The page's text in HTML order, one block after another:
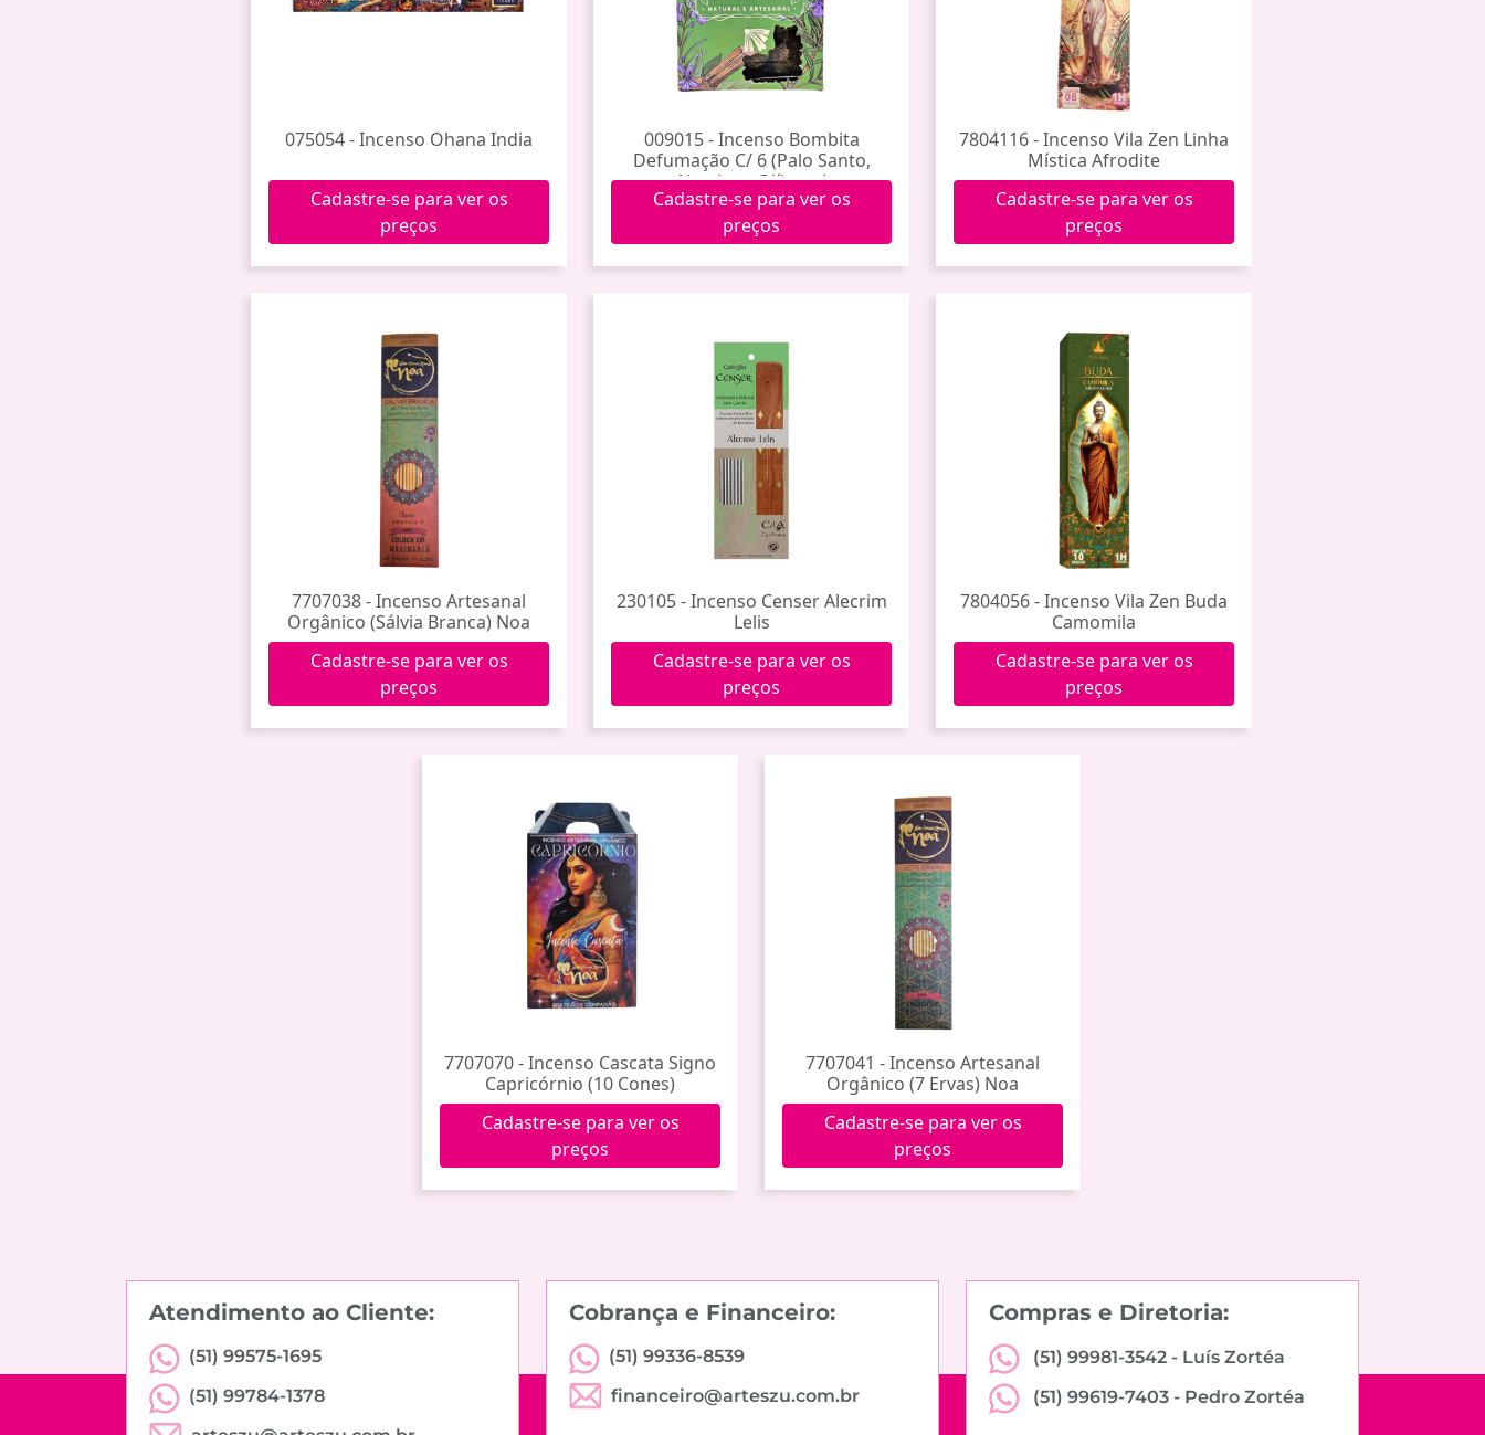
075054 - Incenso Ohana India
Cadastre-se para ver os
preços
009015 - Incenso Bombita
Defumação C/ 6 (Palo Santo,
Alecrim e Olíbano)
Cadastre-se para ver os
preços
7804116 - Incenso Vila Zen Linha
Mística Afrodite
Cadastre-se para ver os
preços
7707038 - Incenso Artesanal
Orgânico (Sálvia Branca) Noa
Cadastre-se para ver os
preços
230105 - Incenso Censer Alecrim
Lelis
Cadastre-se para ver os
preços
7804056 - Incenso Vila Zen Buda
Camomila
Cadastre-se para ver os
preços
7707070 - Incenso Cascata Signo
Capricórnio (10 Cones)
Cadastre-se para ver os
preços
7707041 - Incenso Artesanal
Orgânico (7 Ervas) Noa
Cadastre-se para ver os
preços
Atendimento ao Cliente:
(51) 99575-1695
(51) 99784-1378
Cobrança e Financeiro:
(51) 99336-8539
financeiro@arteszu.com.br
Compras e Diretoria:
(51) 99981-3542 - Luís Zortéa
(51) 99619-7403 - Pedro Zortéa